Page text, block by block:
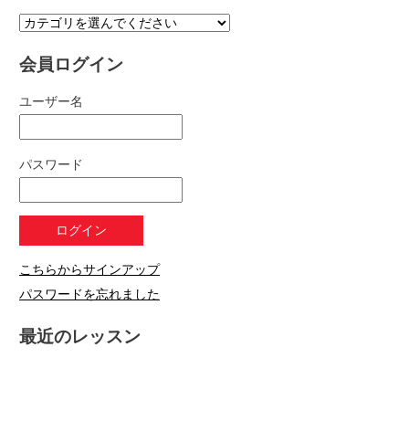
会員ログイン
ユーザー名
パスワード
こちらからサインアップ
パスワードを忘れました
最近のレッスン